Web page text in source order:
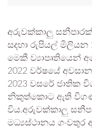
අරුවක්කාලු
සදහා රුපියල් මිලියන
මෙකී ව්‍යාපෘතියෙන්
2022 වර්ෂයේ
2023 වසරේ ජාතික
නිකුත්කොට ඇති
විය.අරුවක්කාලු
මධ්‍යස්ථානය ගංවතුර